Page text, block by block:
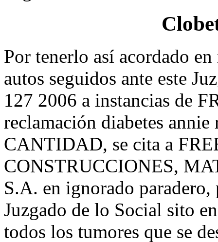
Por tenerlo así acordado
autos seguidos ante este
127 2006 a instancias de
reclamación diabetes
CANTIDAD, se cita a
CONSTRUCCIONES,
S.A. en ignorado paradero,
Juzgado de lo Social sito
todos los tumores que se